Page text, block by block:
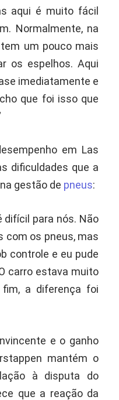
aqui é muito fácil
Normalmente, na
um pouco mais
os espelhos. Aqui
imediatamente e
que foi isso que
em Las
dificuldades que a
gestão de pneus:
difícil para nós. Não
com os pneus, mas
controle e eu pude
carro estava muito
a diferença foi
e o ganho
mantém o
à disputa do
que a reação da